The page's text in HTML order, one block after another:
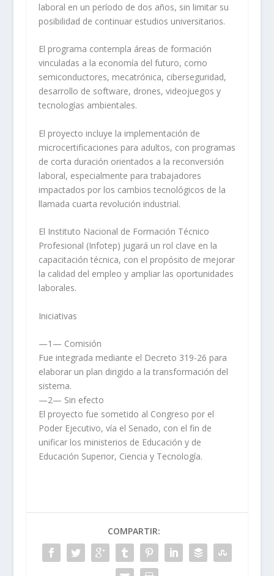
laboral en un período de dos años, sin limitar su
posibilidad de continuar estudios universitarios.
El programa contempla áreas de formación
vinculadas a la economía del futuro, como
semiconductores, mecatrónica, ciberseguridad,
desarrollo de software, drones, videojuegos y
tecnologías ambientales.
El proyecto incluye la implementación de
microcertificaciones para adultos, con programas
de corta duración orientados a la reconversión
laboral, especialmente para trabajadores
impactados por los cambios tecnológicos de la
llamada cuarta revolución industrial.
El Instituto Nacional de Formación Técnico
Profesional (Infotep) jugará un rol clave en la
capacitación técnica, con el propósito de mejorar
la calidad del empleo y ampliar las oportunidades
laborales.
Iniciativas
—1— Comisión
Fue integrada mediante el Decreto 319-26 para
elaborar un plan dirigido a la transformación del
sistema.
—2— Sin efecto
El proyecto fue sometido al Congreso por el
Poder Ejecutivo, vía el Senado, con el fin de
unificar los ministerios de Educación y de
Educación Superior, Ciencia y Tecnología.
COMPARTIR: